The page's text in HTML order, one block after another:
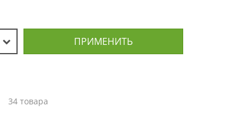
ПРИМЕНИТЬ
34 товара